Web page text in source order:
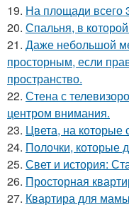
19. На площади всего
20. Спальня, в
21. Даже небольшой
просторным, если
пространство.
22. Стена с
центром внимания.
23. Цвета, на которые
24. Полочки, которые
25. Свет и история:
26. Просторная
27. Квартира для